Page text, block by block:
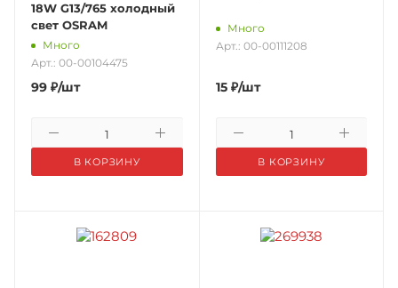
18W G13/765 холодный
свет OSRAM
Много
Арт.: 00-00104475
99 ₽/шт
В КОРЗИНУ
Много
Арт.: 00-00111208
15₽/шт
В КОРЗИНУ